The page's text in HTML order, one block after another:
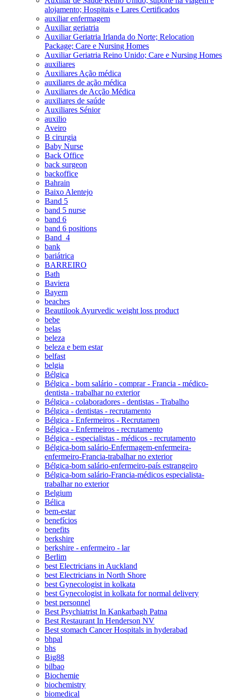
alojamento; Hospitais e Lares Certificados
auxiliar enfermagem
Auxiliar geriatria
Auxiliar Geriatria Irlanda do Norte; Relocation
Package; Care e Nursing Homes
Auxiliar Geriatria Reino Unido; Care e Nursing Homes
auxiliares
Auxiliares Ação médica
auxiliares de ação médica
Auxiliares de Acção Médica
auxiliares de saúde
Auxiliares Sénior
auxilio
Aveiro
B cirurgia
Baby Nurse
Back Office
back surgeon
backoffice
Bahrain
Baixo Alentejo
Band 5
band 5 nurse
band 6
band 6 positions
Band_4
bank
bariátrica
BARREIRO
Bath
Baviera
Bayern
beaches
Beautilook Ayurvedic weight loss product
bebe
belas
beleza
beleza e bem estar
belfast
belgia
Bélgica
Bélgica - bom salário - comprar - Francia - médico-
dentista - trabalhar no exterior
Bélgica - colaboradores - dentistas - Trabalho
Bélgica - dentistas - recrutamento
Bélgica - Enfermeiros - Recrutamen
Bélgica - Enfermeiros - recrutamento
Bélgica - especialistas - médicos - recrutamento
Bélgica-bom salário-Enfermagem-enfermeira-
enfermeiro-Francia-trabalhar no exterior
Bélgica-bom salário-enfermeiro-país estrangeiro
Bélgica-bom salário-Francia-médicos especialista-
trabalhar no exterior
Belgium
Bélica
bem-estar
benefícios
benefits
berkshire
berkshire - enfermeiro - lar
Berlim
best Electricians in Auckland
best Electricians in North Shore
best Gynecologist in kolkata
best Gynecologist in kolkata for normal delivery
best personnel
Best Psychiatrist In Kankarbagh Patna
Best Restaurant In Henderson NV
Best stomach Cancer Hospitals in hyderabad
bhpal
bhs
Big88
bilbao
Biochemie
biochemistry
biomedical